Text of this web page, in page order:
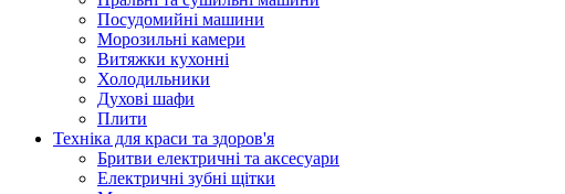
Посудомийні машини
Морозильні камери
Витяжки кухонні
Холодильники
Духові шафи
Плити
Техніка для краси та здоров'я
Бритви електричні та аксесуари
Електричні зубні щітки